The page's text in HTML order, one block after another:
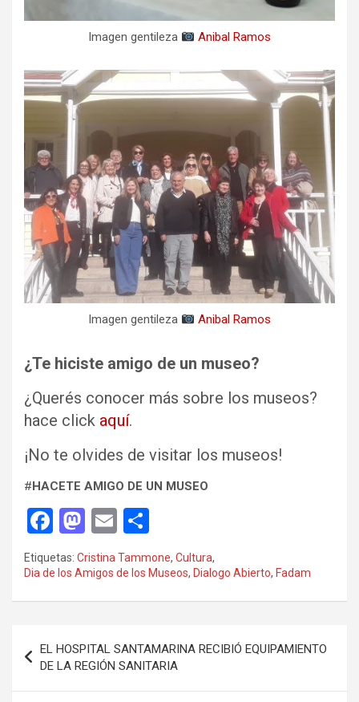
Imagen gentileza Anibal Ramos
Imagen gentileza Anibal Ramos
¿Te hiciste amigo de un museo?
¿Querés conocer más sobre los museos?
hace click aquí.
¡No te olvides de visitar los museos!
#HACETE AMIGO DE UN MUSEO
F
a
ce
b
o
k
M
a
st
o
o
n
E
m
ail m
p
tir
Etiquetas: Cristina Tammone, Cultura,
Dia de los Amigos de los Museos, Dialogo Abierto, Fadam
de
entradas
EL HOSPITAL SANTAMARINA RECIBIÓ EQUIPAMIENTO
DE LA REGIÓN SANITARIA